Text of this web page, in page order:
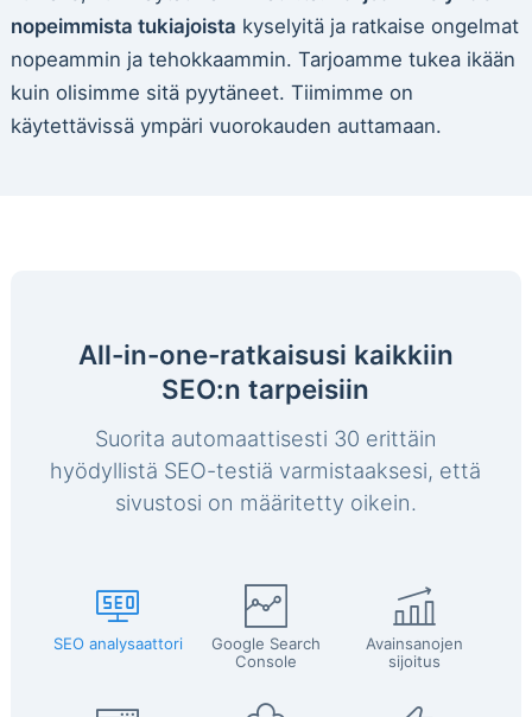
nopeimmista tukiajoista kyselyitä ja ratkaise ongelmat
nopeammin ja tehokkaammin. Tarjoamme tukea ikään
kuin olisimme sitä pyytäneet. Tiimimme on
käytettävissä ympäri vuorokauden auttamaan.
All-in-one-ratkaisusi kaikkiin
SEO:n tarpeisiin
Suorita automaattisesti 30 erittäin
hyödyllistä SEO-testiä varmistaaksesi, että
sivustosi on määritetty oikein.
SEO analysaattori
Google Search
Console
Avainsanojen
sijoitus